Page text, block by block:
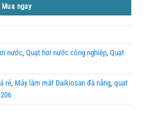
Mua ngay
nước, Quạt hơi nước công nghiệp, Quạt
rẻ, Máy làm mát Daikiosan đà nẵng, quạt